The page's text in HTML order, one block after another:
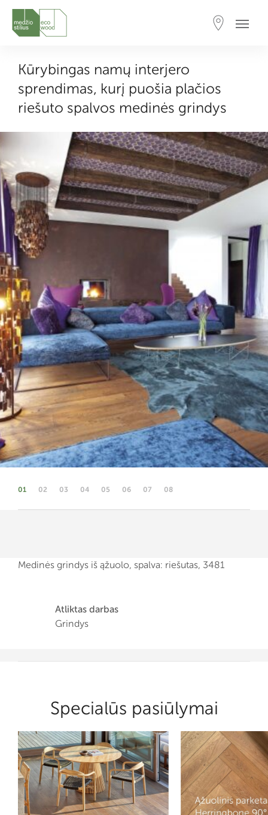
Kūrybingas namų interjero
sprendimas, kurį puošia plačios
riešuto spalvos medinės grindys
01 02 03 04 05 06 07 08
Medinės grindys iš ąžuolo, spalva: riešutas, 3481
Atliktas darbas
Grindys
Specialūs pasiūlymai